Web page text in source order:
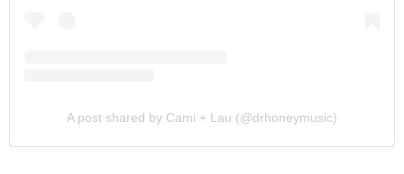
A post shared by Cami + Lau (@drhoneymusic)